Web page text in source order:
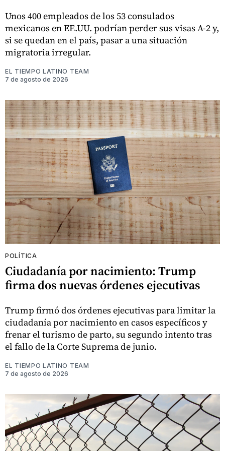
Unos 400 empleados de los 53 consulados
mexicanos en EE.UU. podrían perder sus visas A-2 y,
si se quedan en el país, pasar a una situación
migratoria irregular.
EL TIEMPO LATINO TEAM
7 de agosto de 2026
POLÍTICA
Ciudadanía por nacimiento: Trump
firma dos nuevas órdenes ejecutivas
Trump firmó dos órdenes ejecutivas para limitar la
ciudadanía por nacimiento en casos específicos y
frenar el turismo de parto, su segundo intento tras
el fallo de la Corte Suprema de junio.
EL TIEMPO LATINO TEAM
7 de agosto de 2026